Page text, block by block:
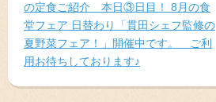
の定食ご紹介 本日③日目！ 8月の食
堂フェア 日替わり「貫田シェフ監修の
夏野菜フェア！」開催中です。 ご利
用お待ちしております♪